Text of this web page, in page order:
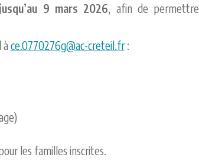
jusqu’au 9 mars 2026, afin de permettre
à ce.0770276g@ac-creteil.fr:
les familles inscrites.